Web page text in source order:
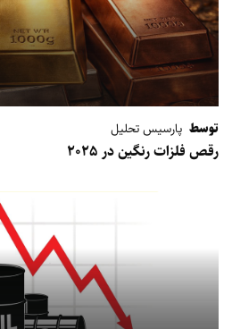
توسط پارسیس تحلیل
رقص فلزات رنگین در 2025